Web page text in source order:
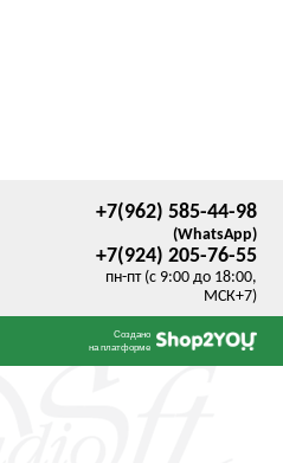
+7(962) 585-44-98
(WhatsApp)
+7(924) 205-76-55
пн-пт (с 9:00 до 18:00,
МСК+7)
Создано
на платформе